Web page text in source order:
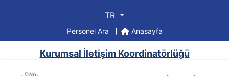
TR
Personel Ara Anasayfa
Kurumsal İletişim Koordinatörlüğü